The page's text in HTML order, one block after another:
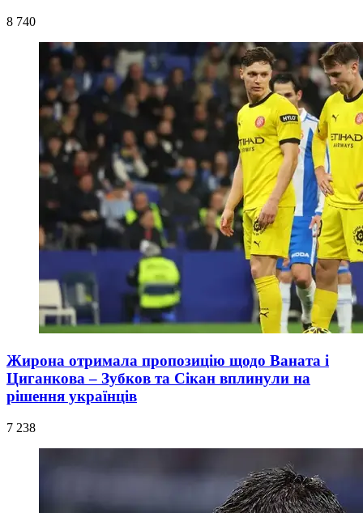
8 740
Жирона отримала пропозицію щодо Ваната і
Циганкова – Зубков та Сікан вплинули на
рішення українців
7 238